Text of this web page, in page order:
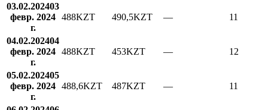
03.02.202403
февр. 2024
г.
488KZT 490,5KZT — 11
04.02.202404
февр. 2024
г.
488KZT 453KZT — 12
05.02.202405
февр. 2024
г.
488,6KZT 487KZT — 11